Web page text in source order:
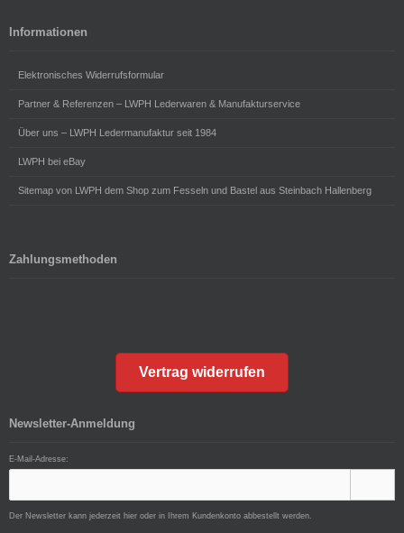
Informationen
Elektronisches Widerrufsformular
Partner & Referenzen – LWPH Lederwaren & Manufakturservice
Über uns – LWPH Ledermanufaktur seit 1984
LWPH bei eBay
Sitemap von LWPH dem Shop zum Fesseln und Bastel aus Steinbach Hallenberg
Zahlungsmethoden
Vertrag widerrufen
Newsletter-Anmeldung
E-Mail-Adresse:
Der Newsletter kann jederzeit hier oder in Ihrem Kundenkonto abbestellt werden.